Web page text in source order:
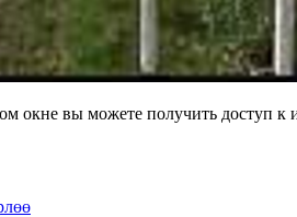
окне вы можете получить